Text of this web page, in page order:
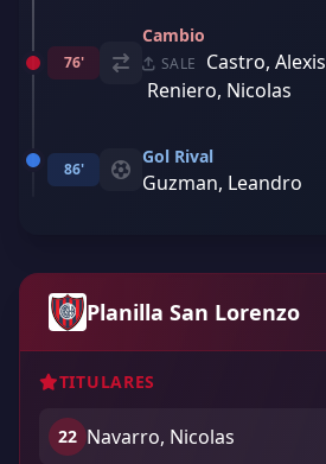
76'
Cambio
SALE Castro, Alexis
Reniero, Nicolas
86'
Gol Rival
Guzman, Leandro
Planilla San Lorenzo
TITULARES
22 Navarro, Nicolas